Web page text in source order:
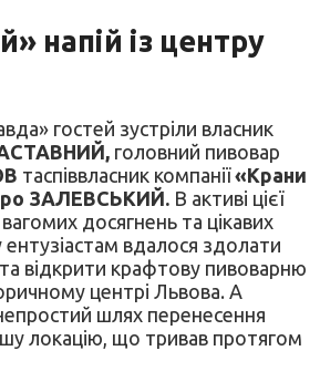
напій із центру
гостей зустріли власник
головний пивовар
таспіввласник компанії«Крани
ЗАЛЕВСЬКИЙ. В активі цієї
досягнень та цікавих
ентузіастам вдалося здолати
відкрити крафтову пивоварню
центрі Львова. А
шлях перенесення
локацію, що тривав протягом